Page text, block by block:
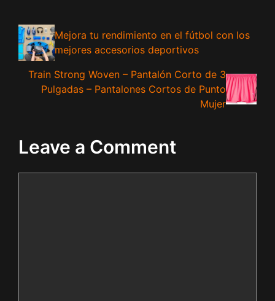
Mejora tu rendimiento en el fútbol con los
mejores accesorios deportivos
Train Strong Woven – Pantalón Corto de 3
Pulgadas – Pantalones Cortos de Punto
Mujer
Leave a Comment